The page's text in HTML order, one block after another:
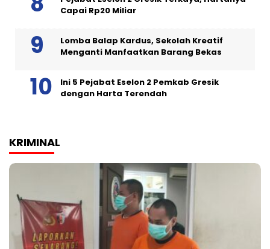
Capai Rp20 Miliar
Lomba Balap Kardus, Sekolah Kreatif
Menganti Manfaatkan Barang Bekas
Ini 5 Pejabat Eselon 2 Pemkab Gresik
dengan Harta Terendah
KRIMINAL